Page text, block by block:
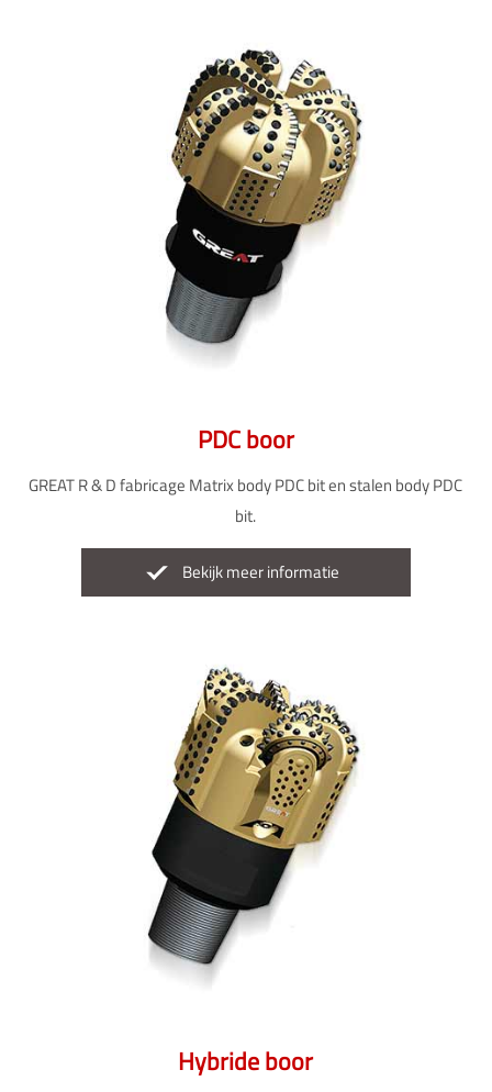
PDC boor
GREAT R & D fabricage Matrix body PDC bit en stalen body PDC
bit.
Bekijk meer informatie
Hybride boor